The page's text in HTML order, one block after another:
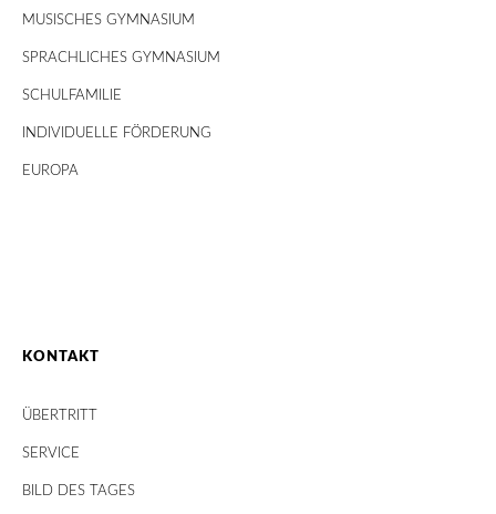
MUSISCHES GYMNASIUM
SPRACHLICHES GYMNASIUM
SCHULFAMILIE
INDIVIDUELLE FÖRDERUNG
EUROPA
KONTAKT
ÜBERTRITT
SERVICE
BILD DES TAGES